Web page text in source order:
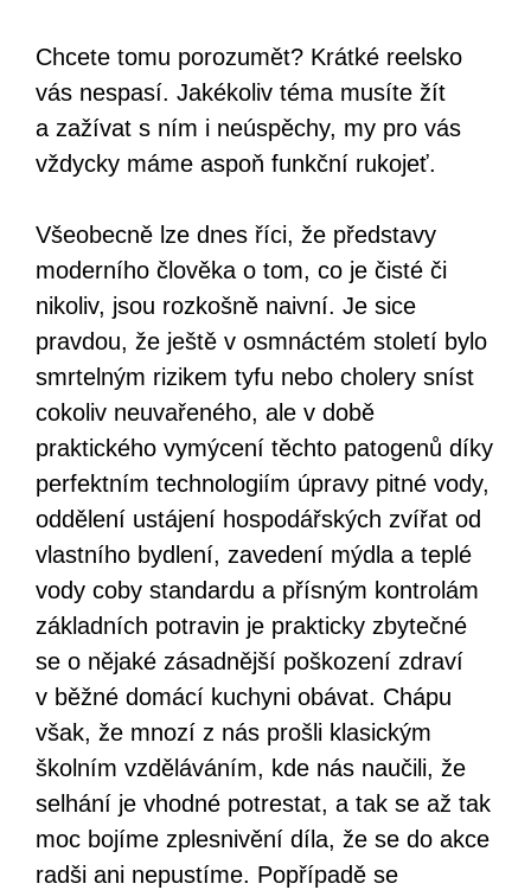
Chcete tomu porozumět? Krátké reelsko
vás nespasí. Jakékoliv téma musíte žít
a zažívat s ním i neúspěchy, my pro vás
vždycky máme aspoň funkční rukojeť.
Všeobecně lze dnes říci, že představy
moderního člověka o tom, co je čisté či
nikoliv, jsou rozkošně naivní. Je sice
pravdou, že ještě v osmnáctém století bylo
smrtelným rizikem tyfu nebo cholery sníst
cokoliv neuvařeného, ale v době
praktického vymýcení těchto patogenů díky
perfektním technologiím úpravy pitné vody,
oddělení ustájení hospodářských zvířat od
vlastního bydlení, zavedení mýdla a teplé
vody coby standardu a přísným kontrolám
základních potravin je prakticky zbytečné
se o nějaké zásadnější poškození zdraví
v běžné domácí kuchyni obávat. Chápu
však, že mnozí z nás prošli klasickým
školním vzděláváním, kde nás naučili, že
selhání je vhodné potrestat, a tak se až tak
moc bojíme zplesnivění díla, že se do akce
radši ani nepustíme. Popřípadě se